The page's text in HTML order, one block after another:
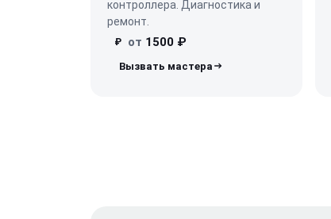
контроллера. Диагностика и
ремонт.
₽ от 1500 ₽